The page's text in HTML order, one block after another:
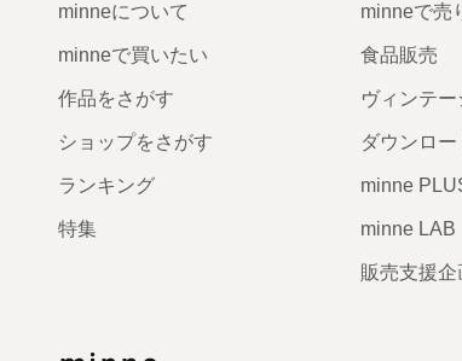
minneについて
minneで買いたい
作品をさがす
ショップをさがす
ランキング
特集
minneで売
食品販売
ヴィンテー
ダウンロー
minne
minne LAB
販売支援企